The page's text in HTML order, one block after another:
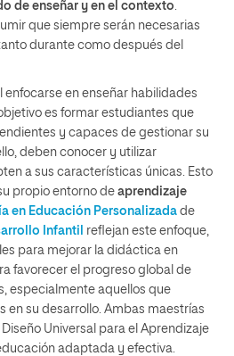
de enseñar y en el contexto.
que siempre serán necesarias
durante como después del
enfocarse en enseñar habilidades
es formar estudiantes que
y capaces de gestionar su
deben conocer y utilizar
a sus características únicas. Esto
propio entorno de aprendizaje
en Educación Personalizada de
Infantil
reflejan este enfoque,
para mejorar la didáctica en
favorecer el progreso global de
especialmente aquellos que
en su desarrollo. Ambas maestrías
Universal para el Aprendizaje
adaptada y efectiva.